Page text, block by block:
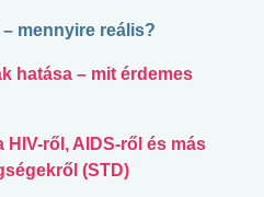
mennyire reális?
hatása – mit érdemes
HIV-ről, AIDS-ről és más
(STD)